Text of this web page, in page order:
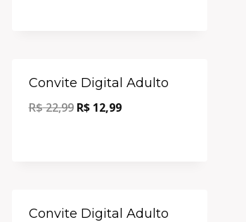
Convite Digital Adulto
R$22,99 R$12,99
Convite Digital Adulto